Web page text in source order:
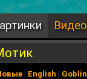
Видео
| English | Goblin